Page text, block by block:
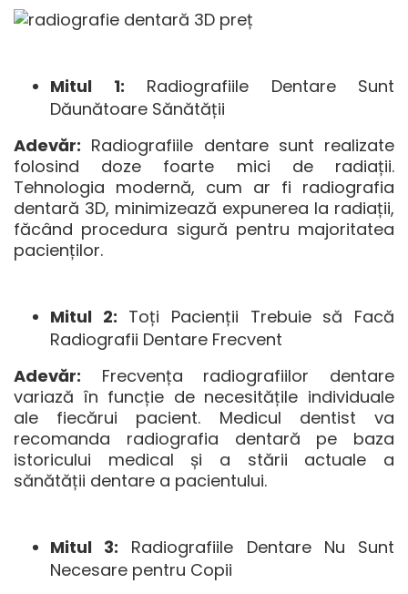
Mitul 1: Radiografiile Dentare Sunt
Dăunătoare Sănătății
Adevăr: Radiografiile dentare sunt realizate
folosind doze foarte mici de radiații.
Tehnologia modernă, cum ar fi radiografia
dentară 3D, minimizează expunerea la radiații,
făcând procedura sigură pentru majoritatea
pacienților.
Mitul 2: Toți Pacienții Trebuie să Facă
Radiografii Dentare Frecvent
Adevăr: Frecvența radiografiilor dentare
variază în funcție de necesitățile individuale
ale fiecărui pacient. Medicul dentist va
recomanda radiografia dentară pe baza
istoricului medical și a stării actuale a
sănătății dentare a pacientului.
Mitul 3: Radiografiile Dentare Nu Sunt
Necesare pentru Copii